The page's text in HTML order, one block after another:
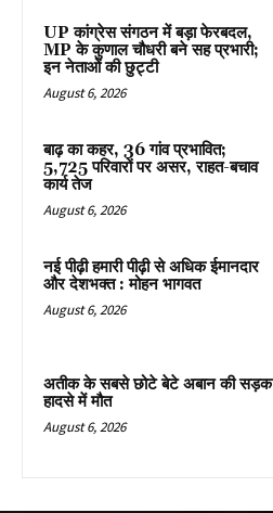
UP कांग्रेस संगठन में बड़ा फेरबदल,
MP के कुणाल चौधरी बने सह प्रभारी;
इन नेताओं की छुट्टी
August 6, 2026
बाढ़ का कहर, 36 गांव प्रभावित;
5,725 परिवारों पर असर, राहत-बचाव
कार्य तेज
August 6, 2026
नई पीढ़ी हमारी पीढ़ी से अधिक ईमानदार
और देशभक्त : मोहन भागवत
August 6, 2026
अतीक के सबसे छोटे बेटे अबान की सड़क
हादसे में मौत
August 6, 2026